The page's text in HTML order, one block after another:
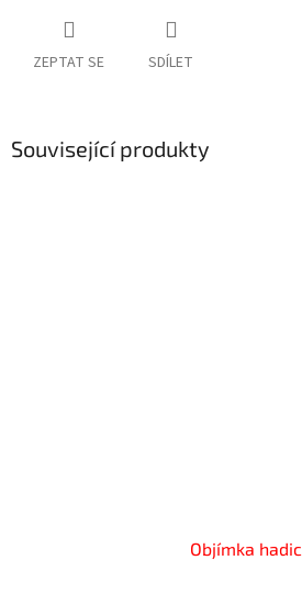
ZEPTAT SE SDÍLET
Související produkty
Objímka hadic